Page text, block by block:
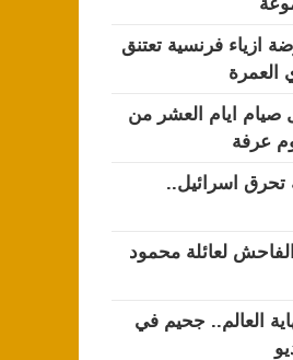
ازياء فرنسية تعتنق
العمرة
صيام ايام العشر من
عرفة
تحرق اسرائيل..
الفاحش لعائلة محمود
العالم.. جحيم في